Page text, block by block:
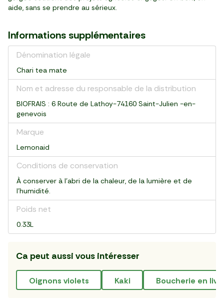
aide, sans se prendre au sérieux.
Informations supplémentaires
Dénomination légale
Chari tea mate
Nom et adresse du responsable de la distribution
BIOFRAIS : 6 Route de Lathoy-74160 Saint-Julien -en-
genevois
Marque
Lemonaid
Conditions de conservation
À conserver à l’abri de la chaleur, de la lumière et de
l’humidité.
Poids net
0.33L
Ca peut aussi vous intéresser
oignons violets kaki boucherie en